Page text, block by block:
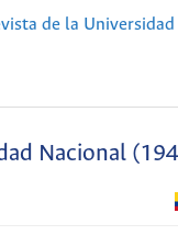
de la
Nacional